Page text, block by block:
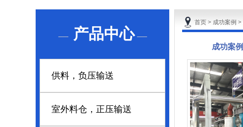
— 产品中心—
供料，负压输送
室外料仓，正压输送
首页 > 成功案例 >
成功案例